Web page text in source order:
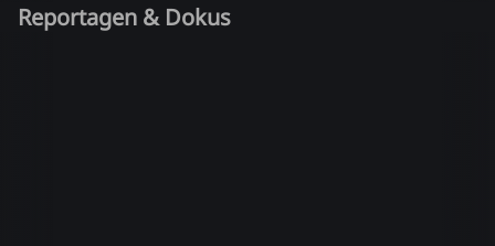
Reportagen & Dokus